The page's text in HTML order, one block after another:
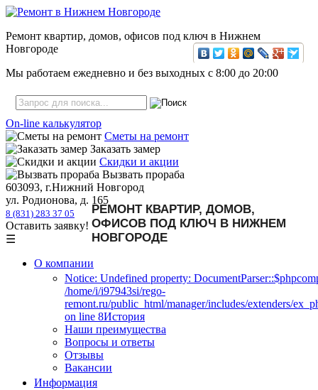
Ремонт квартир, домов, офисов под ключ в Нижнем
Новгороде
Мы работаем ежедневно и без выходных с 8:00 до 20:00
On-line калькулятор
Сметы на ремонт
Заказать замер
Скидки и акции
Вызвать прораба
603093, г.Нижний Новгород
ул. Родионова, д. 165
8 (831) 283 37 05
Оставить заявку!
☰
О компании
Notice: Undefined property:
/home/i/i97943si/rego-
remont.ru/public_html/manager/includes/extenders/
on line 8История
Наши преимущества
Вопросы и ответы
Отзывы
Вакансии
Информация
РЕМОНТ КВАРТИР, ДОМОВ,
ОФИСОВ ПОД КЛЮЧ В НИЖНЕМ
НОВГОРОДЕ